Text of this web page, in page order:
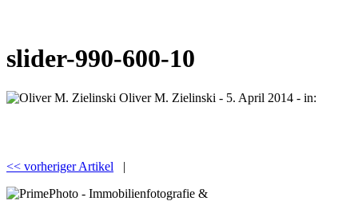
slider-990-600-10
Oliver M. Zielinski - 5. April 2014 - in:
<< vorheriger Artikel |